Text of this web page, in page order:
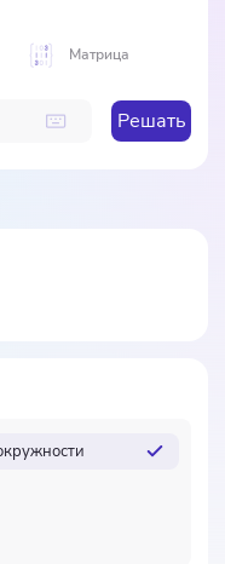
Матрица
Решать